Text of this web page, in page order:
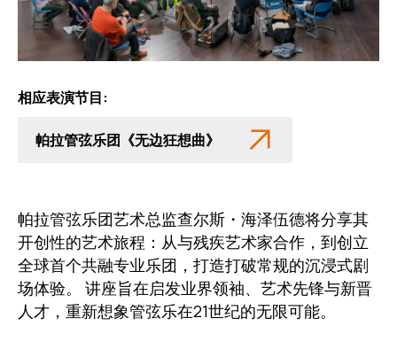
相应表演节目:
帕拉管弦乐团《无边狂想曲》
帕拉管弦乐团艺术总监查尔斯・海泽伍德将分享其
开创性的艺术旅程：从与残疾艺术家合作，到创立
全球首个共融专业乐团，打造打破常规的沉浸式剧
场体验。 讲座旨在启发业界领袖、艺术先锋与新晋
人才，重新想象管弦乐在21世纪的无限可能。